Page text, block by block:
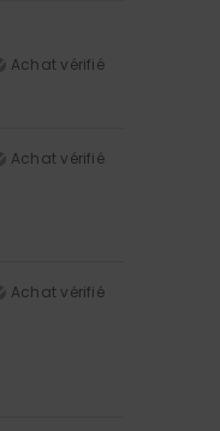
Achat vérifié
Achat vérifié
Achat vérifié